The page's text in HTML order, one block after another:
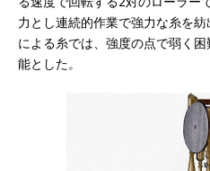
力とし連続的作業で強力な糸を
による糸では、強度の点で弱く
能とした。